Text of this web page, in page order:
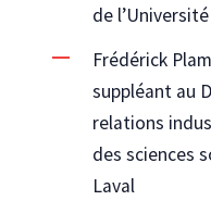
de
Frédérick
suppléant au
relations
des sciences
Laval